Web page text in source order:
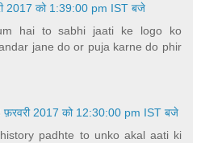
2017 को 1:39:00 pm IST बजे
hai to sabhi jaati ke logo ko
jane do or puja karne do phir
फ़रवरी 2017 को 12:30:00 pm IST बजे
padhte to unko akal aati ki